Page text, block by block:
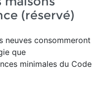
(réservé)
neuves consommeront
que
minimales du Code